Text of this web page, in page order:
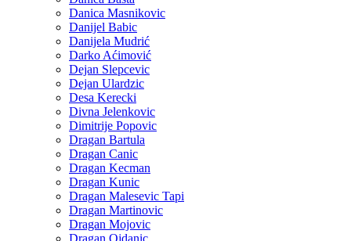
Danica Masnikovic
Danijel Babic
Danijela Mudrić
Darko Aćimović
Dejan Slepcevic
Dejan Ulardzic
Desa Kerecki
Divna Jelenkovic
Dimitrije Popovic
Dragan Bartula
Dragan Canic
Dragan Kecman
Dragan Kunic
Dragan Malesevic Tapi
Dragan Martinovic
Dragan Mojovic
Dragan Ojdanic